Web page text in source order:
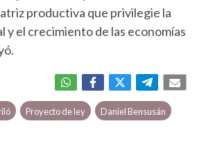
productiva que privilegie la
y el crecimiento de las economías
Proyecto de ley
Daniel Bensusán